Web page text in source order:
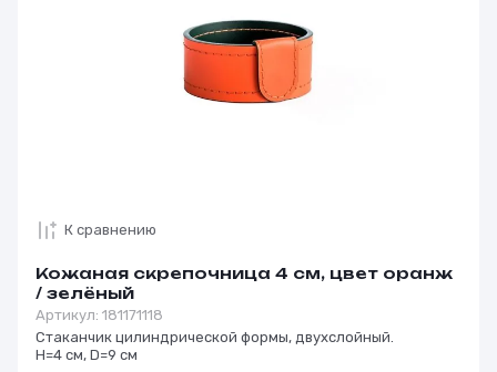
Кожаная скрепочница 4 см, цвет оранж
/ зелёный
Артикул: 181171118
Стаканчик цилиндрической формы, двухслойный.
H=4 см, D=9 см
К сравнению